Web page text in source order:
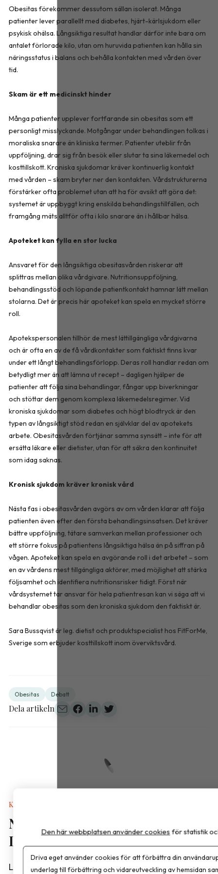
Obesitas förekommer dessutom sällan isolerat. Många
patienter lever parallellt med diabetes, hjärt-kärlsjukdom eller
psykisk ohälsa. Långsiktiga resultat handlar därför inte bara om
antalet förlorade kilo, utan om huruvida patienten kan hålla sin
näringsstatus i balans och behålla kontakten med vården över
tid.
Skam är ett medicinskt hinder
Många patienter upplever fortfarande sin obesitas som ett
personligt misslyckande. Motgångar under behandlingen tolkas i
moraliska snarare än kliniska termer. Patienter uteblir från
uppföljning, drar sig från besök eller slutar ta sina läkemedel och
kosttillskott. Kroniska sjukdomar kräver kontinuerlig kontakt
med vården – skam bryter ner den kontakten. Vårdstrukturerna
förstärker ofta problemet utan att ha för avsikt att göra det:
systemet är uppbyggt kring enskilda behandlingstillfällen, och
framgång mäts alltför ofta i kilo snarare än i hållbar hälsa.
Apoteket kan fylla en stor lucka
Ansvaret för den långsiktiga obesitasvården riskerar att
splittras mellan olika vårdgivare. Nutritionsuppföljning,
behandlingsstöd och löpande patientkontakt hamnar lätt mellan
stolarna. Det är precis här apoteket kan spela en mycket större
roll.
Apotekspersonalen tillhör de mest lättillgängliga vårdgivarna
och är ofta en av de få vårdkontakter som faktiskt finns kvar
under ett långt behandlingsförlopp. Deras roll handlar redan om
betydligt mer än att lämna ut recept – dagligen hjälper de
patienter att följa sina behandlingar, fångar upp biverkningar
och stöttar dem genom komplexa läkemedelsregimer. Vid
kroniska sjukdomar som diabetes och högt blodtryck är den
typen av långsiktigt stöd redan en självklar del av apotekets
arbete. Obesitasvården förtjänar samma synsätt – inte för att
ersätta läkare eller dietister, utan för att säkra den kontinuitet
som idag saknas.
Kronisk sjukdom kräver kronisk vård
Nästa fas i obesitasvården avgörs av om vården klarar att följa
patienten även efter den första behandlingsinsatsen. Det kräver
bättre uppföljning, tätare samverkan mellan professioner och
ett större fokus på patientens långsiktiga hälsa än på siffran på
vågen. Apoteket kan spela en avgörande roll i det arbetet – som
en av vårdens mest tillgängliga aktörer, med möjlighet att stärka
följsamhet och identifiera nutritionsrisker tidigt. Först när
vårdsystemet tar ansvar för hela patientresan kan vi säga att vi
behandlar obesitas som den kroniska sjukdom den faktiskt är.
Sara Bussqvist är leg. dietist och produktspecialist hos FitForMe,
Sverige som erbjuder kosttillskott inom överviktsvård.
Obesitas Debatt
Dela artikeln
Kalkyler & Verktyg
Nya näringsvärden i
Livsmedelsdatabasen
Livsmedelsverket har publicerat en ny version av
Den här webbplatsen använder cookies för statistik
Driva eget använder cookies för att förbättra din
underlag till förbättring och vidareutveckling av hemsidan